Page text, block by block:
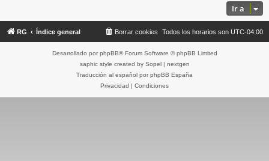
Ir a
RG Índice general Todos los horarios son UTC-04:00
Borrar cookies
Desarrollado por phpBB® Forum Software © phpBB Limited
saphic style created by Sopel| nextgen
Traducción al español por phpBB España
Privacidad | Condiciones